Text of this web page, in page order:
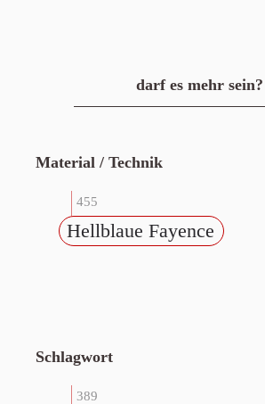
darf es mehr sein?
Material / Technik
455
Hellblaue Fayence
Schlagwort
389